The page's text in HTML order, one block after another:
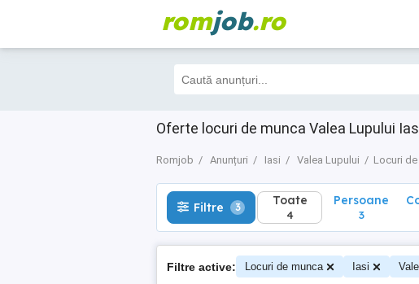
romjob.ro
Oferte locuri de munca Valea Lupului
Romjob Anunțuri Iasi Valea Lupului Locuri
Filtre 3 Toate
4
Filtre 3 Toate
4
Persoane
3
Filtre active: Locuri de munca Iasi